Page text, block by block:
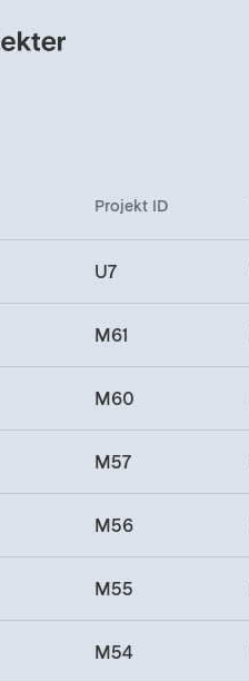
Projekt ID
U7
M61
M60
M57
M56
M55
M54